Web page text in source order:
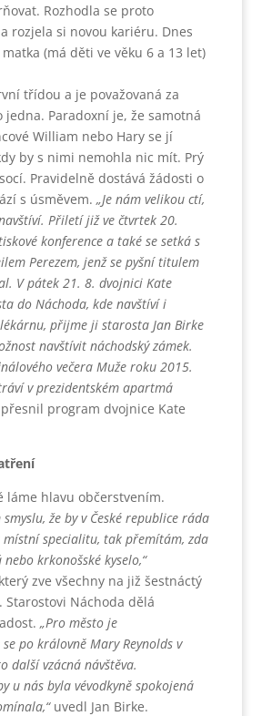
Rozhodla se proto
rozjela si novou kariéru. Dnes
(má děti ve věku 6 a 13 let)
třídou a je považovaná za
jedna. Paradoxní je, že samotná
William nebo Hary se jí
by s nimi nemohla nic mít. Prý
Pravidelně dostává žádosti o
s úsměvem. „Je nám velikou ctí,
Přiletí již ve čtvrtek 20.
konference a také se setká s
Perezem, jenž se pyšní titulem
V pátek 21. 8. dvojnici Kate
do Náchoda, kde navštíví i
přijme ji starosta Jan Birke
navštívit náchodský zámek.
večera Muže roku 2015.
v prezidentském apartmá
program dvojnice Kate
láme hlavu občerstvením.
že by v České republice ráda
specialitu, tak přemítám, zda
krkonošské kyselo,“
zve všechny na již šestnáctý
Starostovi Náchoda dělá
„Pro město je
po královně Mary Reynolds v
další vzácná návštěva.
u nás byla vévodkyně spokojená
uvedl Jan Birke.